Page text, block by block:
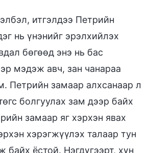
итгэлдээ Петрийн
нь үнэнийг эрэлхийлэх
бөгөөд энэ нь бас
мэдэж авч, зан чанараа
Петрийн замаар алхсанаар л
болгуулах зам дээр байх
замаар яг хэрхэн явах
хэрэгжүүлэх талаар тун
байх ёстой. Нэгдүгээрт, хүн